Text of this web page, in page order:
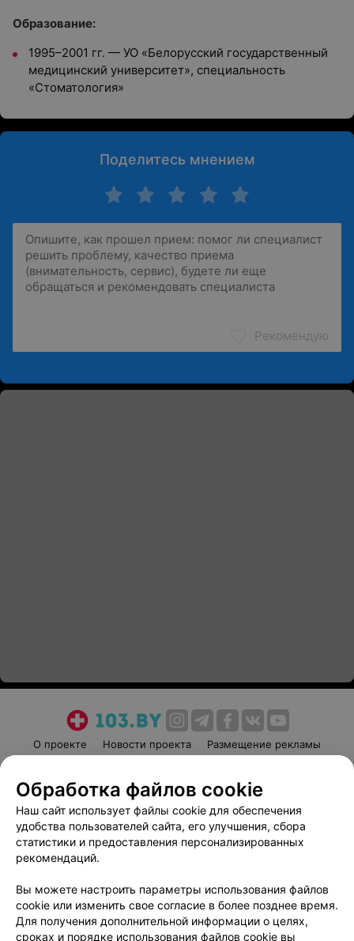
Образование:
1995–2001 гг. — УО «Белорусский государственный
медицинский университет», специальность
«Стоматология»
Поделитесь мнением
Рекомендую
О проекте Новости проекта
Размещение рекламы
Пользовательское соглашение
Способы оплаты
Вакансии
Партнеры
Написать руководителю 103.by
Обработка персональных данных
Обработка файлов cookie
Наш сайт использует файлы cookie для обеспечения
удобства пользователей сайта, его улучшения, сбора
статистики и предоставления персонализированных
рекомендаций.
Вы можете настроить параметры использования файлов
cookie или изменить свое согласие в более позднее время.
Для получения дополнительной информации о целях,
сроках и порядке использования файлов cookie вы